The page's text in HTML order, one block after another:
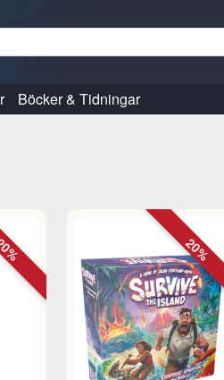
Böcker & Tidningar
20%